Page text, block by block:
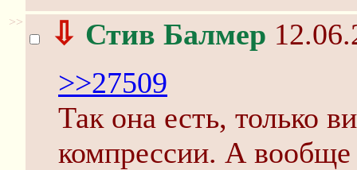
>> ⇩ Стив Балмер
>>27509
Так она есть, только
компрессии. А